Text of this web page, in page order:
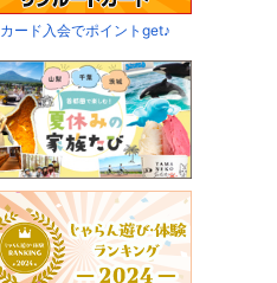
カード入会でポイントget♪